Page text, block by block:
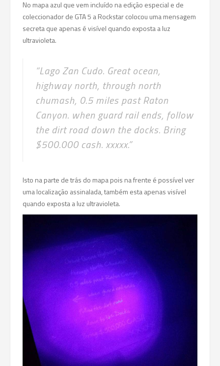
No mapa azul que vem incluído na edição especial e de
coleccionador de GTA 5 a Rockstar colocou uma mensagem
secreta que apenas é visível quando exposta a luz
ultravioleta.
“Lago Zan Cudo. Great ocean,
highway north, through north
chumash, 0.5 miles past Raton
Canyon. when guard rail ends, follow
the dirt road down the docks. Bring
$500.000 cash. xxxxx.”
Isto na parte de trás do mapa pois na frente é possível ver
uma localização assinalada, também esta apenas visível
quando exposta a luz ultravioleta.